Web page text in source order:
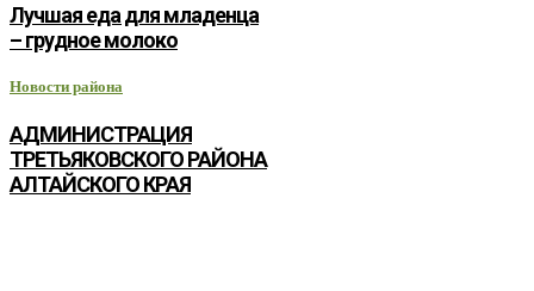
Лучшая еда для младенца
– грудное молоко
Новости района
АДМИНИСТРАЦИЯ
ТРЕТЬЯКОВСКОГО РАЙОНА
АЛТАЙСКОГО КРАЯ